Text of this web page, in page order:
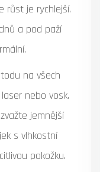
růst je rychlejší.
a pod paží
na všech
nebo vosk.
jemnější
s vlhkostní
pokožku.